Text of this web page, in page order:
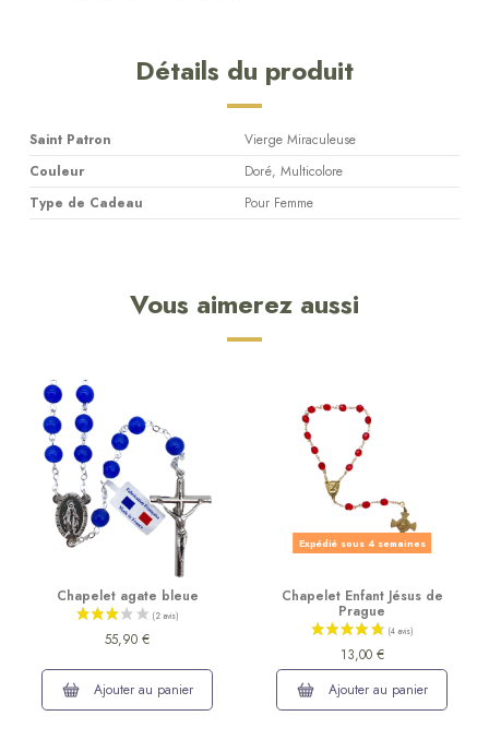
Détails du produit
Saint Patron
Vierge Miraculeuse
Couleur
Doré, Multicolore
Type de Cadeau
Pour Femme
Vous aimerez aussi
Chapelet agate bleue
55,90 €
Ajouter au panier
Expédié sous 4 semaines
Chapelet Enfant Jésus de
Prague
13,00 €
Ajouter au panier